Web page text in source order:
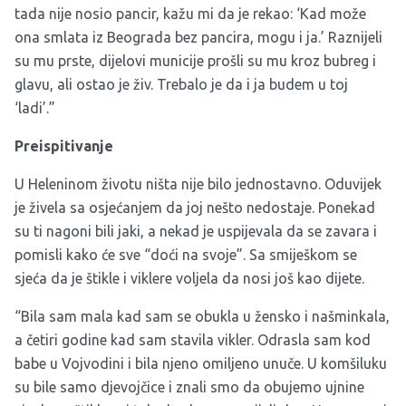
tada nije nosio pancir, kažu mi da je rekao: ‘Kad može
ona smlata iz Beograda bez pancira, mogu i ja.’ Raznijeli
su mu prste, dijelovi municije prošli su mu kroz bubreg i
glavu, ali ostao je živ. Trebalo je da i ja budem u toj
‘ladi’.”
Preispitivanje
U Heleninom životu ništa nije bilo jednostavno. Oduvijek
je živela sa osjećanjem da joj nešto nedostaje. Ponekad
su ti nagoni bili jaki, a nekad je uspijevala da se zavara i
pomisli kako će sve “doći na svoje”. Sa smiješkom se
sjeća da je štikle i viklere voljela da nosi još kao dijete.
“Bila sam mala kad sam se obukla u žensko i našminkala,
a četiri godine kad sam stavila vikler. Odrasla sam kod
babe u Vojvodini i bila njeno omiljeno unuče. U komšiluku
su bile samo djevojčice i znali smo da obujemo ujnine